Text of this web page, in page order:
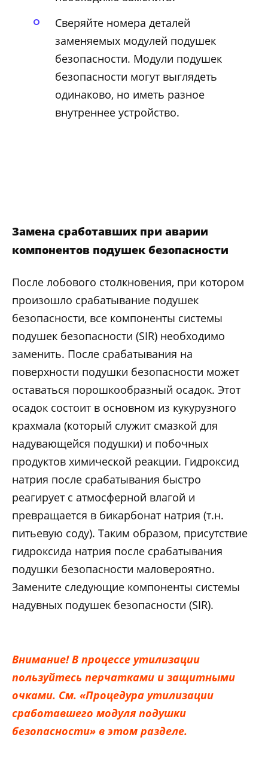
Сверяйте номера деталей
заменяемых модулей подушек
безопасности. Модули подушек
безопасности могут выглядеть
одинаково, но иметь разное
внутреннее устройство.
Замена сработавших при аварии
компонентов подушек безопасности
После лобового столкновения, при котором
произошло срабатывание подушек
безопасности, все компоненты системы
подушек безопасности (SIR) необходимо
заменить. После срабатывания на
поверхности подушки безопасности может
оставаться порошкообразный осадок. Этот
осадок состоит в основном из кукурузного
крахмала (который служит смазкой для
надувающейся подушки) и побочных
продуктов химической реакции. Гидроксид
натрия после срабатывания быстро
реагирует с атмосферной влагой и
превращается в бикарбонат натрия (т.н.
питьевую соду). Таким образом, присутствие
гидроксида натрия после срабатывания
подушки безопасности маловероятно.
Замените следующие компоненты системы
надувных подушек безопасности (SIR).
Внимание! В процессе утилизации
пользуйтесь перчатками и защитными
очками. См. «Процедура утилизации
сработавшего модуля подушки
безопасности» в этом разделе.